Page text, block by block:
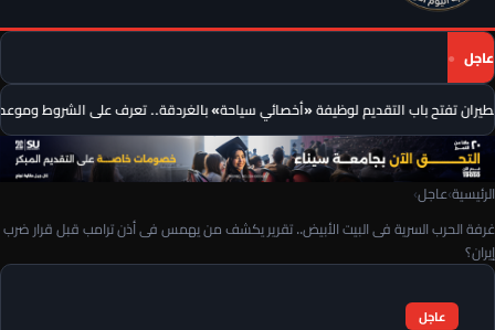
عاجل
تفتح باب التقديم لوظيفة «أخصائي سياحة» بالغردقة.. تعرف على الشروط وموعد
الرئيسية›عاجل›
غرفة الحرب السرية فى البيت الأبيض.. تقرير يكشف من يهمس فى أذن ترامب قبل قرار ضرب
إيران؟
عاجل